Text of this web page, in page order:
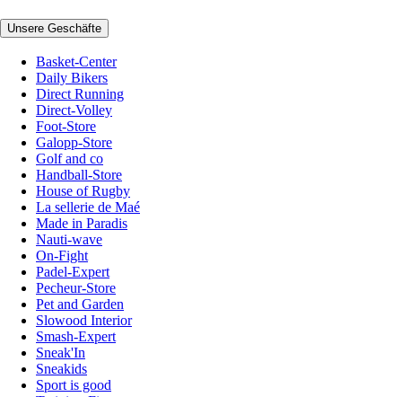
Unsere Geschäfte
Basket-Center
Daily Bikers
Direct Running
Direct-Volley
Foot-Store
Galopp-Store
Golf and co
Handball-Store
House of Rugby
La sellerie de Maé
Made in Paradis
Nauti-wave
On-Fight
Padel-Expert
Pecheur-Store
Pet and Garden
Slowood Interior
Smash-Expert
Sneak'In
Sneakids
Sport is good